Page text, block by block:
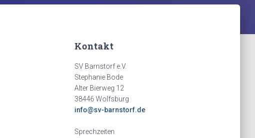
Kontakt
SV Barnstorf e.V.
Stephanie Bode
Alter Bierweg 12
38446 Wolfsburg
info@sv-barnstorf.de
Sprechzeiten